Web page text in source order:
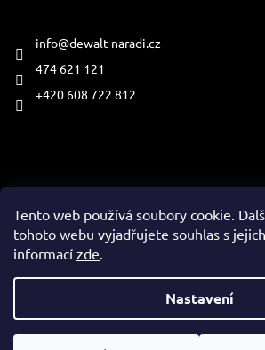
Tento web používá soubory cookie.
tohoto webu vyjadřujete souhlas s
informací zde.
Nastavení
info@dewalt-naradi.cz
474 621 121
+420 608 722 812
Copyright 2026www.dewalt-naradi.cz